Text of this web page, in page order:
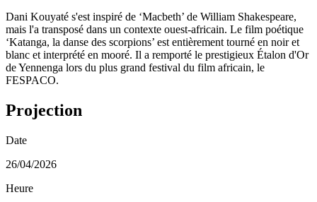
Dani Kouyaté s'est inspiré de ‘Macbeth’ de William Shakespeare,
mais l'a transposé dans un contexte ouest-africain. Le film poétique
‘Katanga, la danse des scorpions’ est entièrement tourné en noir et
blanc et interprété en mooré. Il a remporté le prestigieux Étalon d'Or
de Yennenga lors du plus grand festival du film africain, le
FESPACO.
Projection
Date
26/04/2026
Heure